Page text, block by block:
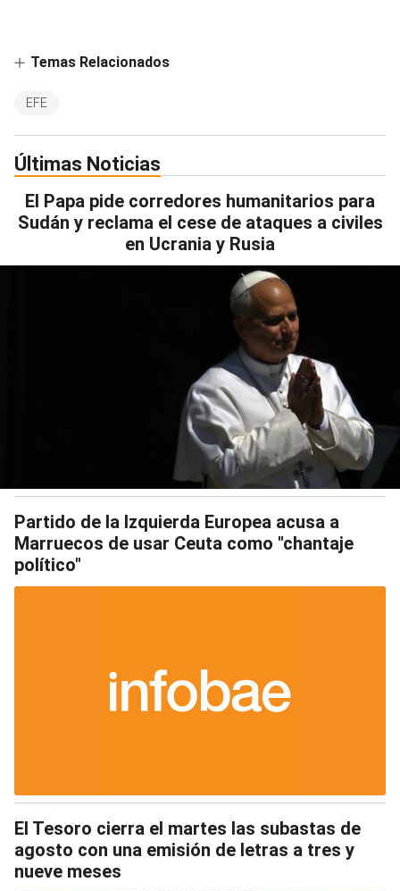
Temas Relacionados
EFE
Últimas Noticias
El Papa pide corredores humanitarios para
Sudán y reclama el cese de ataques a civiles
en Ucrania y Rusia
Partido de la Izquierda Europea acusa a
Marruecos de usar Ceuta como "chantaje
político"
El Tesoro cierra el martes las subastas de
agosto con una emisión de letras a tres y
nueve meses